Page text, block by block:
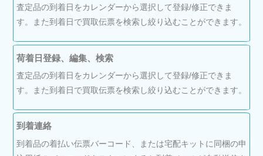
査定品の到着日をカレンダーから選択して登録/修正できま
す。また到着日で買取伝票を検索し絞り込むことができます。
荷着日登録、編集、検索
査定品の到着日をカレンダーから選択して登録/修正できま
す。また到着日で買取伝票を検索し絞り込むことができます。
到着連絡
到着品の着払い伝票バーコード、または宅配キットに同梱の申